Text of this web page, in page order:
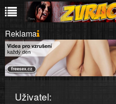
Reklama
Uživatel: